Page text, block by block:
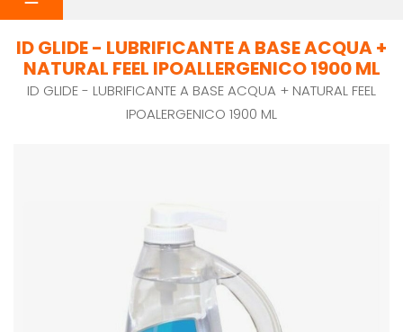
ID GLIDE - LUBRIFICANTE A BASE ACQUA +
NATURAL FEEL IPOALLERGENICO 1900 ML
ID GLIDE - LUBRIFICANTE A BASE ACQUA + NATURAL FEEL
IPOALERGENICO 1900 ML